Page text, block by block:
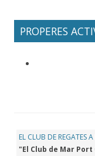
PROPERES
EL CLUB DE REGATES
"El Club de Mar